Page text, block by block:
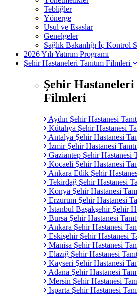
Tebliğler
Yönerge
Usul ve Esaslar
Genelgeler
Sağlık Bakanlığı İç Kontrol
2026 Yılı Yatırım Programı
Şehir Hastaneleri Tanıtım Filmleri
Şehir Hastaneleri
Filmleri
Aydın Şehir Hastanesi
Kütahya Şehir Hastanesi
Antalya Şehir Hastanesi
İzmir Şehir Hastanesi
Gaziantep Şehir Hastanesi
Kocaeli Şehir Hastanesi
Ankara Etlik Şehir
Tekirdağ Şehir Hastanesi
Konya Şehir Hastanesi
Erzurum Şehir Hastanesi
İstanbul Başakşehir Şehir
Bursa Şehir Hastanesi
Ankara Şehir Hastanesi
Eskişehir Şehir Hastanesi
Manisa Şehir Hastanesi
Elazığ Şehir Hastanesi
Kayseri Şehir Hastanesi
Adana Şehir Hastanesi
Mersin Şehir Hastanesi
Isparta Şehir Hastanesi